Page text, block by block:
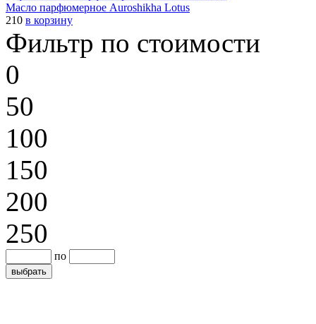
Масло паpфюмеpное Auroshikha Lotus
210 в корзину
Фильтр по стоимости
0
50
100
150
200
250
по